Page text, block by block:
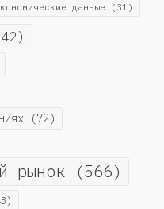
данные (31)
(72)
рынок (566)